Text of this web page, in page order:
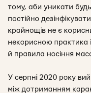
тому, аби уникати
постійно
крайнощів не є
некорисною практика
й правила носіння
У серпні 2020 року
між дотриманням